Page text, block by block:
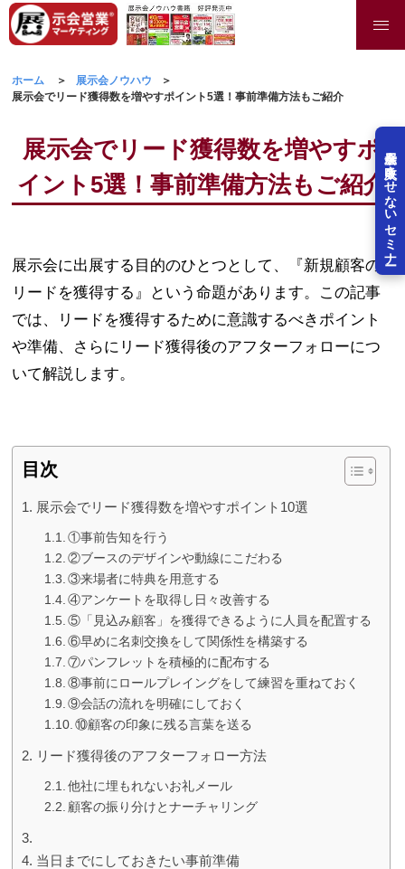
展示会を失敗させないセミナー
ホーム
展示会ノウハウ
展示会でリード獲得数を増やすポイント5選！事前準備方法もご紹介
展示会でリード獲得数を増やすポ
イント5選！事前準備方法もご紹介
展示会に出展する目的のひとつとして、『新規顧客の
リードを獲得する』という命題があります。この記事
では、リードを獲得するために意識するべきポイント
や準備、さらにリード獲得後のアフターフォローにつ
いて解説します。
目次
展示会でリード獲得数を増やすポイント10選
①事前告知を行う
②ブースのデザインや動線にこだわる
③来場者に特典を用意する
④アンケートを取得し日々改善する
⑤「見込み顧客」を獲得できるように人員を配置する
⑥早めに名刺交換をして関係性を構築する
⑦パンフレットを積極的に配布する
⑧事前にロールプレイングをして練習を重ねておく
⑨会話の流れを明確にしておく
⑩顧客の印象に残る言葉を送る
リード獲得後のアフターフォロー方法
他社に埋もれないお礼メール
顧客の振り分けとナーチャリング
当日までにしておきたい事前準備